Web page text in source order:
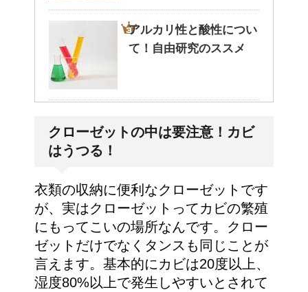
アルカリ性と酸性につい
て！自由研究のススメ
成分とその効果は？！
クローゼットの中は要注意！カビ
はうつる！
衣類の収納に便利なクローゼットです
が、実はクローゼットってカビの繁殖
にもってこいの場所なんです。クロー
ゼットだけでなくタンスも同じことが
言えます。基本的にカビは20度以上、
湿度80%以上で発生しやすいとされて